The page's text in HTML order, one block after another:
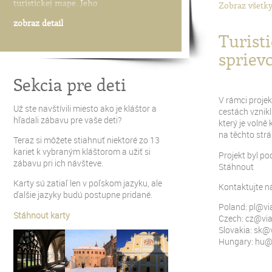
Dientzenhoferovými.
zobraz detail
stavieb na
zobraz detail
and the Little Hungarian Plain, and is
the walls of the
zobraz detail
turistickej mape. Jeho
zobraz detail
Sekcia pre deti
Už ste navštívili miesto ako je kláštor a
hľadali zábavu pre vaše deti?
Teraz si môžete stiahnuť niektoré zo 13
kariet k vybraným kláštorom a užiť si
zábavu pri ich návšteve.
Karty sú zatiaľ len v poľskom jazyku, ale
ďalšie jazyky budú postupne pridané.
Stáhnout karty
Zobraz
V rámci
cestách
který je volně
na těchto
Projekt byl
Stáhnout
Kontaktujte
Poland:
Czech:
Slovakia:
Hungary: